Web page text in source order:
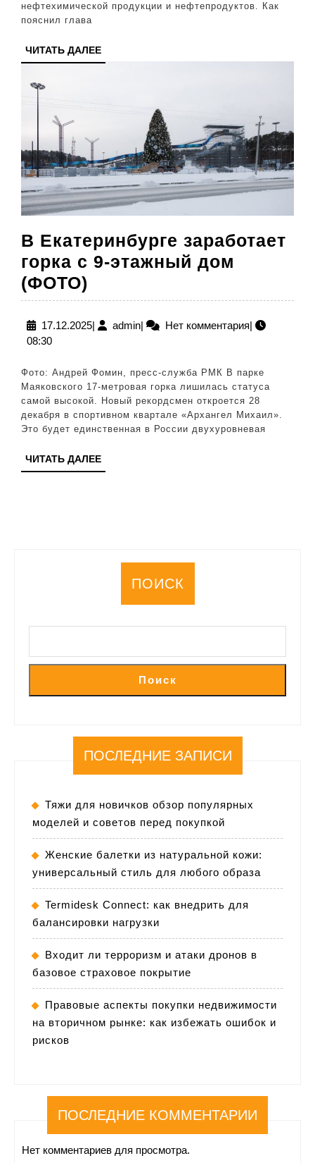
иранской
нефтехимической продукции и нефтепродуктов. Как
пояснил глава
ЧИТАТЬ ДАЛЕЕЧИТАТЬ
ДАЛЕЕ
В Екатеринбурге заработает
горка с 9-этажный дом
(ФОТО)
Екатеринбурге
заработает
с
9-
этажный
дом
(ФОТО)
17.12.202517.12.2025
| adminadmin
| Нет комментария|
08:30
Фото: Андрей Фомин, пресс-служба РМК В парке
Маяковского 17-метровая горка лишилась статуса
самой высокой. Новый рекордсмен откроется 28
декабря в спортивном квартале «Архангел Михаил».
Это будет единственная в России двухуровневая
ЧИТАТЬ ДАЛЕЕЧИТАТЬ
ДАЛЕЕ
ПОИСК
Поиск
ПОСЛЕДНИЕ ЗАПИСИ
Тяжи для новичков обзор популярных
моделей и советов перед покупкой
Женские балетки из натуральной кожи:
универсальный стиль для любого образа
Termidesk Connect: как внедрить для
балансировки нагрузки
Входит ли терроризм и атаки дронов в
базовое страховое покрытие
Правовые аспекты покупки недвижимости
на вторичном рынке: как избежать ошибок и
рисков
ПОСЛЕДНИЕ КОММЕНТАРИИ
Нет комментариев для просмотра.